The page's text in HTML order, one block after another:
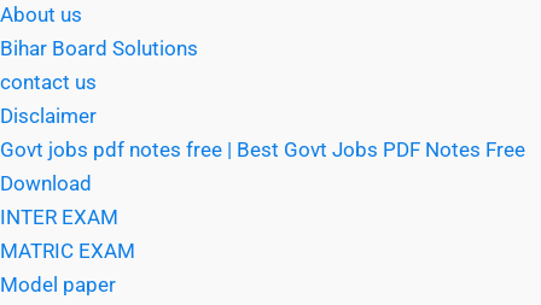
About us
Bihar Board Solutions
contact us
Disclaimer
Govt jobs pdf notes free | Best Govt Jobs PDF Notes Free
Download
INTER EXAM
MATRIC EXAM
Model paper